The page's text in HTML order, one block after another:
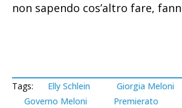
non sapendo cos’altro fare,
Tags: Elly Schlein
Giorgia Meloni
Governo Meloni
Premierato